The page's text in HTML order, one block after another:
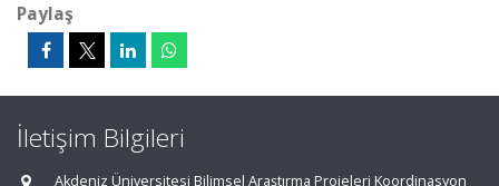
Paylaş
İletişim Bilgileri
Akdeniz Üniversitesi Bilimsel Araştırma Projeleri Koordinasyon